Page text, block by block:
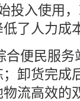
投入使用
低了人
合便民服
卸货完成
物流高